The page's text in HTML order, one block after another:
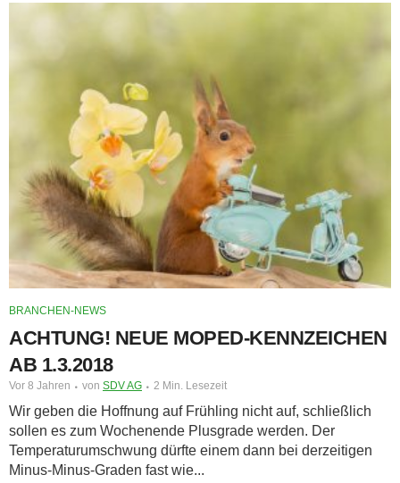
BRANCHEN-NEWS
ACHTUNG! NEUE MOPED-KENNZEICHEN
AB 1.3.2018
Vor 8 Jahren von SDV AG 2 Min. Lesezeit
Wir geben die Hoffnung auf Frühling nicht auf, schließlich
sollen es zum Wochenende Plusgrade werden. Der
Temperaturumschwung dürfte einem dann bei derzeitigen
Minus-Minus-Graden fast wie...